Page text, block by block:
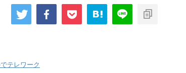
テレワーク